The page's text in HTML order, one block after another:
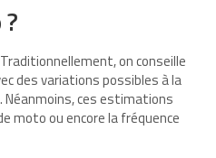
on conseille
des variations possibles à la
Néanmoins, ces estimations
moto ou encore la fréquence